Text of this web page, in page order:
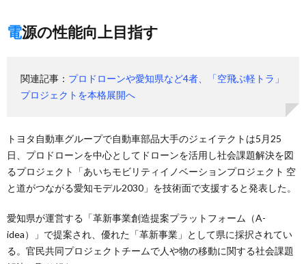
電源の性能向上目指す
関連記事： プロドローンや愛知県など4者、「空飛ぶ軽トラ」
プロジェクトを本格展開へ
トヨタ自動車グループで自動車部品大手のジェイテクトは5月25
日、プロドローンを中心としてドローンを活用し社会課題解決を図
るプロジェクト「あいちモビリティイノベーションプロジェクト 空
と道がつながる愛知モデル2030」を技術面で支援すると発表した。
愛知県が運営する「革新事業創造提案プラットフォーム（A-
idea）」で提案され、優れた「革新事業」として県に採択されてい
る。官民共同プロジェクトチームで人や物の移動に関する社会課題